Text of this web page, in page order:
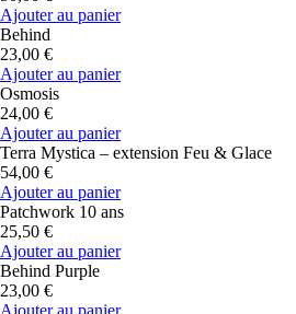
Ajouter au panier
Behind
23,00 €
Ajouter au panier
Osmosis
24,00 €
Ajouter au panier
Terra Mystica – extension Feu & Glace
54,00 €
Ajouter au panier
Patchwork 10 ans
25,50 €
Ajouter au panier
Behind Purple
23,00 €
Ajouter au panier